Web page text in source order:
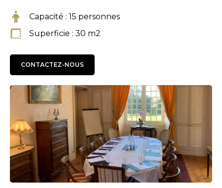
Capacité : 15 personnes
Superficie : 30 m2
CONTACTEZ-NOUS